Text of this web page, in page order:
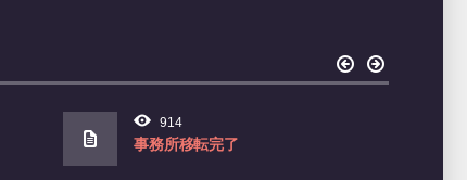
914
事務所移転完了